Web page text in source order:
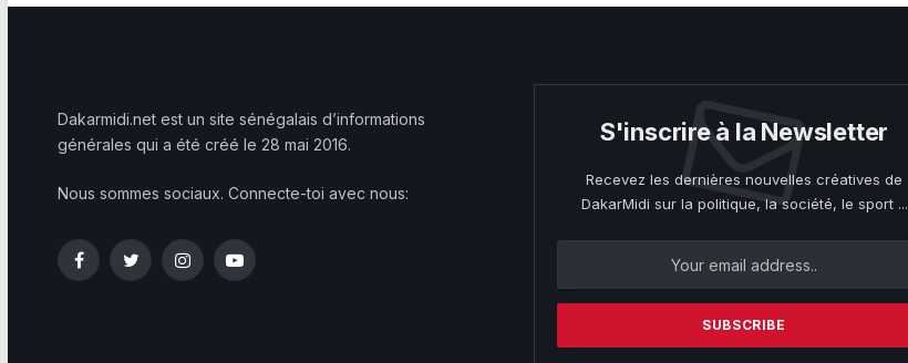
Dakarmidi.net est un site sénégalais d’informations
générales qui a été créé le 28 mai 2016.
Nous sommes sociaux. Connecte-toi avec nous:
FacebookTwitterInstagramYouTube
S'inscrire à la Newsletter
Recevez les dernières nouvelles créatives de
DakarMidi sur la politique, la société, le sport ...